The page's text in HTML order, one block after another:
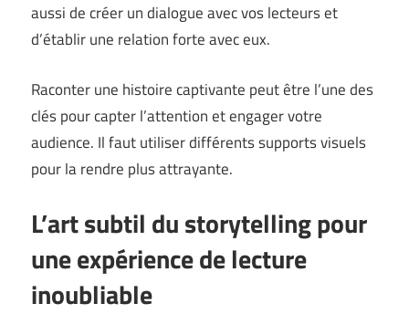
aussi de créer un dialogue avec vos lecteurs et
d’établir une relation forte avec eux.
Raconter une histoire captivante peut être l’une des
clés pour capter l’attention et engager votre
audience. Il faut utiliser différents supports visuels
pour la rendre plus attrayante.
L’art subtil du storytelling pour
une expérience de lecture
inoubliable